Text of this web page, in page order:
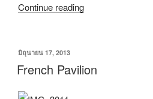
Continue reading
มิถุนายน 17, 2013
French Pavilion